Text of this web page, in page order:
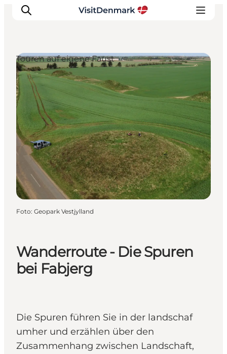
Inspiration
Regionen
Erlebnisse
Unterkünfte
Reiseplanung
Wanderroute - Die Spuren
bei Fabjerg
Die Spuren führen Sie in der landschaf
umher und erzählen über den
Zusammenhang zwischen Landschaft,
Touren auf eigene Faust
Foto: Geopark Vestjylland